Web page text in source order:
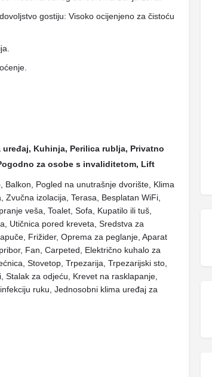
gostiju: Visoko ocijenjeno za čistoću
Kuhinja, Perilica rublja, Privatno
za osobe s invaliditetom, Lift
Balkon, Pogled na unutrašnje dvorište, Klima
izolacija, Terasa, Besplatan WiFi,
veša, Toalet, Sofa, Kupatilo ili tuš,
Utičnica pored kreveta, Sredstva za
Frižider, Oprema za peglanje, Aparat
Fan, Carpeted, Električno kuhalo za
Stovetop, Trpezarija, Trpezarijski sto,
za odjeću, Krevet na rasklapanje,
ruku, Jednosobni klima uređaj za